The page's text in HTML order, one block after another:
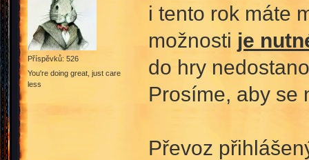
Příspěvků: 526
You're doing great, just care
less
i tento rok máte
možnosti je
do hry
Prosíme, aby se
Převoz